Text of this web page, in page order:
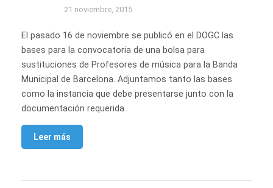
21 noviembre, 2015
El pasado 16 de noviembre se publicó en el DOGC las
bases para la convocatoria de una bolsa para
sustituciones de Profesores de música para la Banda
Municipal de Barcelona. Adjuntamos tanto las bases
como la instancia que debe presentarse junto con la
documentación requerida.
Leer más